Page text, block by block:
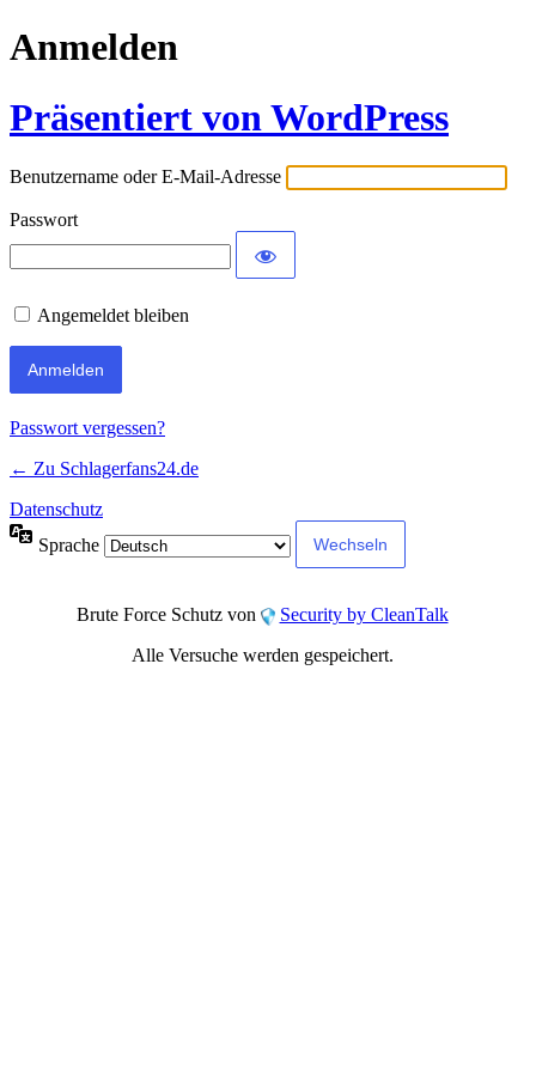
Anmelden
Präsentiert von WordPress
Benutzername oder E-Mail-Adresse
Passwort
Angemeldet bleiben
Passwort vergessen?
← Zu Schlagerfans24.de
Datenschutz
Sprache
Brute Force Schutz von
Security by CleanTalk
Alle Versuche werden gespeichert.